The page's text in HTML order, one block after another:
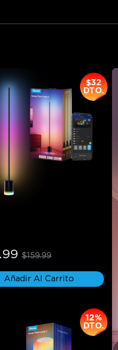
$32
DTO.
$159.99
Añadir Al Carrito
12%
DTO.